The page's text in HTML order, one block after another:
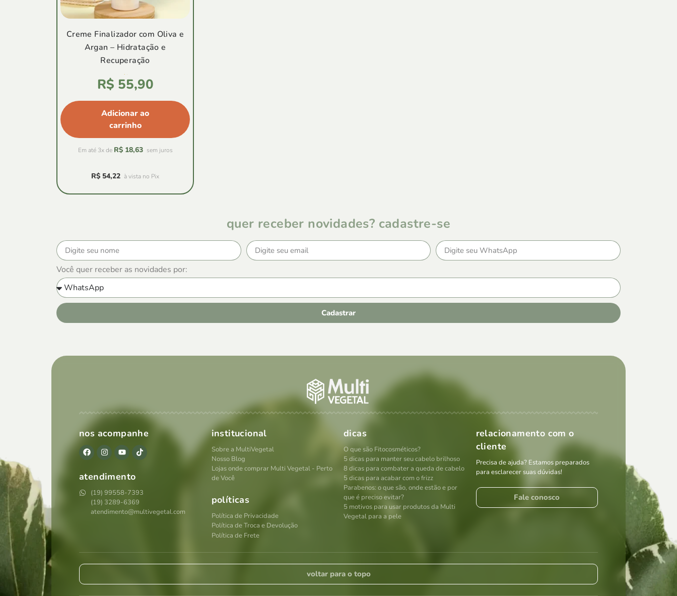
Creme Finalizador com Oliva e
Argan – Hidratação e
Recuperação
4.94
de
5
R$ 55,90
Adicionar ao
carrinho
Em até 3x de R$18,63 sem juros
R$ 54,22 à vista no Pix
quer receber novidades? cadastre-se
Você quer receber as novidades por:
Cadastrar
nos acompanhe
atendimento
(19) 99558-7393
(19) 3289-6369
atendimento@multivegetal.com
institucional
Sobre a MultiVegetal
Nosso Blog
Lojas onde comprar Multi Vegetal - Perto
de Você
políticas
Política de Privacidade
Política de Troca e Devolução
Política de Frete
dicas
O que são Fitocosméticos?
5 dicas para manter seu cabelo brilhoso
8 dicas para combater a queda de cabelo
5 dicas para acabar com o frizz
Parabenos: o que são, onde estão e por
que é preciso evitar?
5 motivos para usar produtos da Multi
Vegetal para a pele
relacionamento com o
cliente
Precisa de ajuda? Estamos preparados
para esclarecer suas dúvidas!
Fale conosco
voltar para o topo